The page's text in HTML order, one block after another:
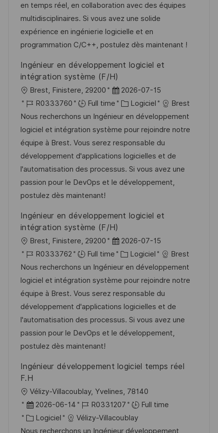
a
t
i
o
f
f
i
c
a
n
c
e
d
p
t
r
i
e
en temps réel, en collaboration avec des équipes
multidisciplinaires. Si vous avez une solide
expérience en ingénierie logicielle et en
programmation C/C++, postulez dès maintenant !
Ingénieur en développement logiciel et
intégration système (F/H)
o
c
a
l
i
s
a
t
o
Brest, Finistere, 29200
D
a
t
e
d
’
a
f
c
a
2026-07-15
R
é
f
é
r
e
n
c
d
o
t
e
R0333760 Full time
C
a
t
é
g
o
r
Logiciel
Brest
Nous recherchons un Ingénieur en développement
logiciel et intégration système pour rejoindre notre
équipe à Brest. Vous serez responsable du
développement d'applications logicielles et de
l'automatisation des processus. Si vous avez une
passion pour le DevOps et le développement,
postulez dès maintenant!
Ingénieur en développement logiciel et
intégration système (F/H)
o
c
a
l
i
s
a
t
o
Brest, Finistere, 29200
D
a
t
e
d
’
a
f
c
2026-07-15
R
é
f
é
r
e
n
c
d
o
R0333762 Full time
C
a
t
é
g
o
r
Logiciel
Brest
Nous recherchons un Ingénieur en développement
logiciel et intégration système pour rejoindre notre
équipe à Brest. Vous serez responsable du
développement d'applications logicielles et de
l'automatisation des processus. Si vous avez une
passion pour le DevOps et le développement,
postulez dès maintenant!
Ingénieur développement logiciel temps réel
F.H
o
c
a
Vélizy-Villacoublay, Yvelines, 78140
D
a
t
2026-06-14
R
é
f
R0331207
Full time
C
a
Logiciel
Vélizy-Villacoublay
Nous recherchons un Ingénieur développement